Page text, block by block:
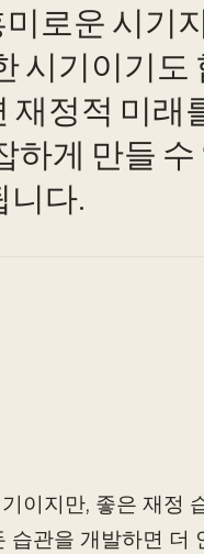
로운 시기
시기이기도
재정적 미래
하게 만들 수
니다.
이지만, 좋은 재정
관을 개발하면 더